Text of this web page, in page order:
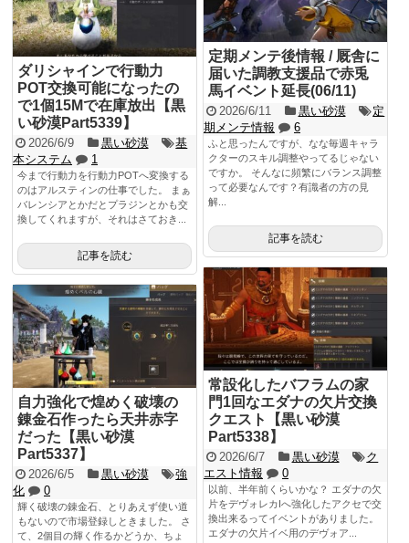
定期メンテ後情報 / 厩舎に
届いた調教支援品で赤兎
馬イベント延長(06/11)
2026/6/11 黒い砂漠
定
期メンテ情報
6
ふと思ったんですが、なな毎週キャラ
クターのスキル調整やってるじゃない
ですか。 そんなに頻繁にバランス調整
って必要なんです？有識者の方の見
解...
記事を読む
ダリシャインで行動力
POT交換可能になったの
で1個15Mで在庫放出【黒
い砂漠Part5339】
2026/6/9 黒い砂漠
基
本システム
1
今まで行動力を行動力POTへ変換する
のはアルスティンの仕事でした。 まぁ
バレンシアとかだとプラジンとかも交
換してくれますが、それはさておき...
記事を読む
常設化したバフラムの家
門1回なエダナの欠片交換
クエスト【黒い砂漠
Part5338】
2026/6/7 黒い砂漠
ク
エスト情報
0
以前、半年前くらいかな？ エダナの欠
片をデヴォレカIへ強化したアクセで交
換出来るってイベントがありました。
エダナの欠片イベ用のデヴォア...
自力強化で煌めく破壊の
錬金石作ったら天井赤字
だった【黒い砂漠
Part5337】
2026/6/5 黒い砂漠
強
化
0
輝く破壊の錬金石、とりあえず使い道
もないので市場登録しときました。 さ
て、2個目の輝く作るかどうか、ちょ